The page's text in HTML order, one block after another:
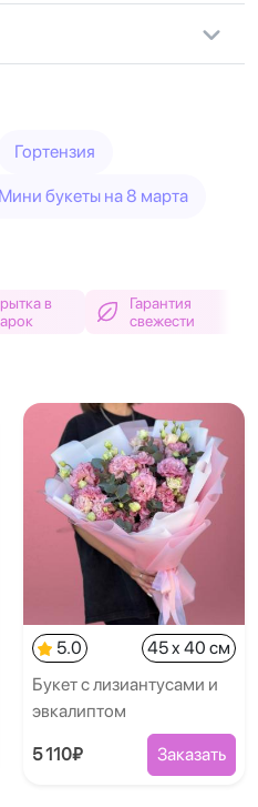
Гортензия
Мини букеты на 8 марта
в
Гарантия
свежести
5.0
45 x 40 см
Букет с лизиантусами и
эвкалиптом
5 110₽ Заказать